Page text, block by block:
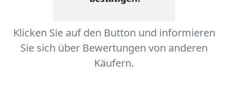
Klicken Sie auf den Button und informieren
Sie sich über Bewertungen von anderen
Käufern.